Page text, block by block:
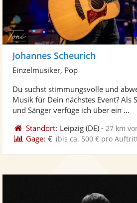
Johannes Scheurich
Einzelmusiker, Pop
Du suchst stimmungsvolle und
Musik für Dein nächstes Event? Als
und Sänger verfüge ich über ein ...
Standort: Leipzig (DE) - 27 km
Gage: € (bis ca. 500 € pro